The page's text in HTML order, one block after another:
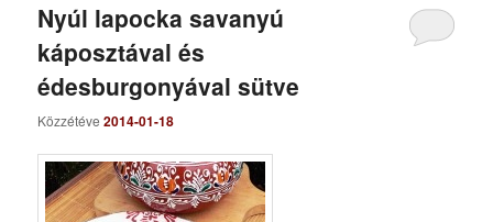
Nyúl lapocka savanyú
káposztával és
édesburgonyával sütve
Közzétéve2014-01-18